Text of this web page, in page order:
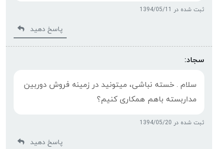
ثبت شده در 1394/05/11
پاسخ دهید
سجاد:
سلام . خسته نباشی، میتونید در زمینه فروش دوربین
مداربسته باهم همکاری کنیم؟
ثبت شده در 1394/05/20
پاسخ دهید